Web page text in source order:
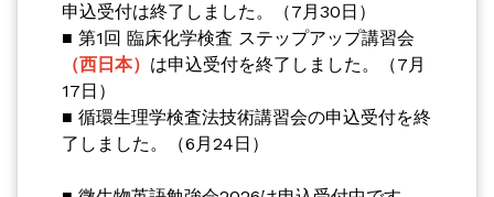
申込受付は終了しました。（7月30日）
■ 第1回 臨床化学検査 ステップアップ講習会
（西日本） は申込受付を終了しました。（7月
17日）
■ 循環生理学検査法技術講習会の申込受付を終
了しました。（6月24日）